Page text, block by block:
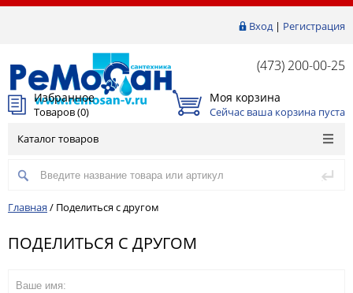
Вход| Регистрация
(473) 200-00-25
Избранное
Товаров (0)
Моя корзина
Сейчас ваша корзина пуста
Каталог товаров
Главная / Поделиться с другом
ПОДЕЛИТЬСЯ С ДРУГОМ